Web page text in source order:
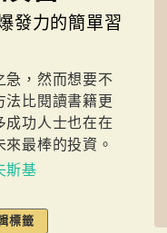
發力的簡單習
急，然而想要不
法比閱讀書籍更
成功人士也在在
最棒的投資。
斯基
標籤